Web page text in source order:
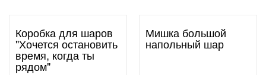
Коробка для шаров
"Хочется остановить
время, когда ты
рядом"
Мишка большой
напольный шар